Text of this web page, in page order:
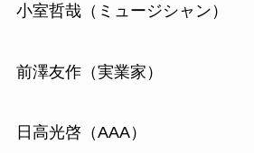
小室哲哉（ミュージシャン）
前澤友作（実業家）
日高光啓（AAA）